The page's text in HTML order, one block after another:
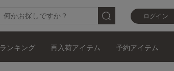
ログイン
ランキング 再入荷アイテム 予約アイテム